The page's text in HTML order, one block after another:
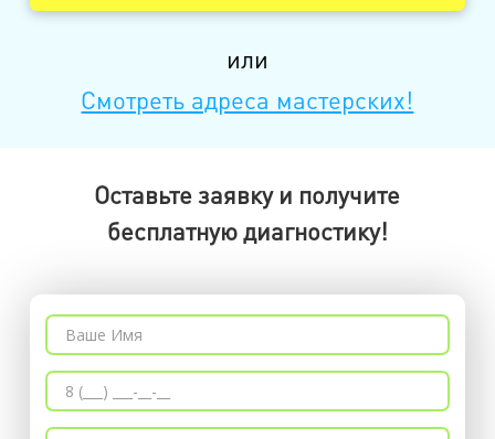
или
Смотреть адреса мастерских!
Оставьте заявку и получите
бесплатную диагностику!